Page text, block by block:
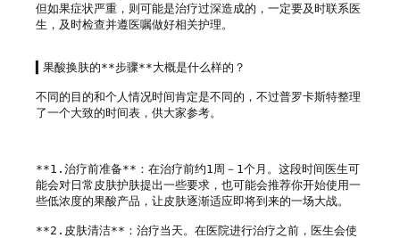
但如果症状严重，则可能是治疗过深造成的，一定要及时联系医
生，及时检查并遵医嘱做好相关护理。
▍果酸换肤的**步骤**大概是什么样的？
不同的目的和个人情况时间肯定是不同的，不过普罗卡斯特整理
了一个大致的时间表，供大家参考。
**1.治疗前准备**：在治疗前约1周－1个月。这段时间医生可
能会对日常皮肤护肤提出一些要求，也可能会推荐你开始使用一
些低浓度的果酸产品，让皮肤逐渐适应即将到来的一场大战。
**2.皮肤清洁**：治疗当天。在医院进行治疗之前，医生会使